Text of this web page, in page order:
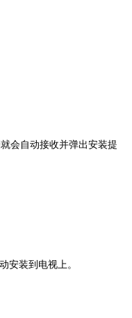
会自动接收并弹出安装提
安装到电视上。